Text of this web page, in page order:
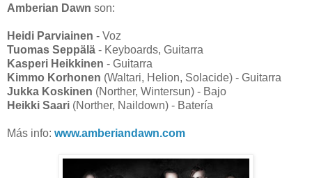
Amberian Dawn son:
Heidi Parviainen - Voz
Tuomas Seppälä - Keyboards, Guitarra
Kasperi Heikkinen - Guitarra
Kimmo Korhonen (Waltari, Helion, Solacide) - Guitarra
Jukka Koskinen (Norther, Wintersun) - Bajo
Heikki Saari (Norther, Naildown) - Batería
Más info: www.amberiandawn.com